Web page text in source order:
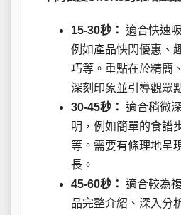
15-30秒： 適合快速
例如產品快閃優惠、
巧等。重點在於精簡
深刻印象並引導觀眾
30-45秒： 適合稍微
明，例如簡單的食譜
等。需要有條理地呈
長。
45-60秒： 適合較為
品完整介紹、深入分